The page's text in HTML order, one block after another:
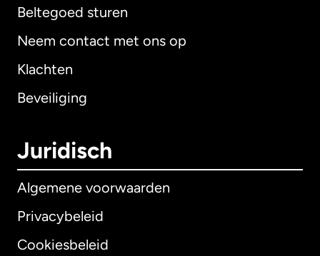
Beltegoed sturen
Neem contact met ons op
Klachten
Beveiliging
Juridisch
Algemene voorwaarden
Privacybeleid
Cookiesbeleid